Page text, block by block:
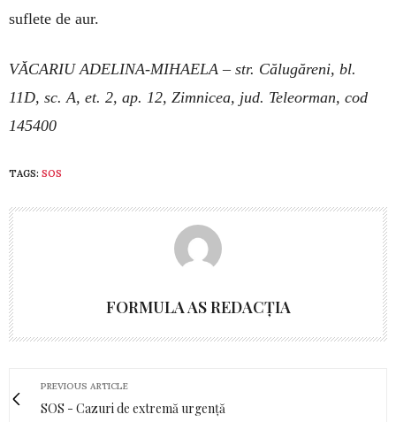
suflete de aur.
VĂCARIU ADELINA-MIHAELA – str. Călugăreni, bl.
11D, sc. A, et. 2, ap. 12, Zimnicea, jud. Teleorman, cod
145400
TAGS: SOS
FORMULA AS REDACȚIA
PREVIOUS ARTICLE
SOS - Cazuri de extremă urgență